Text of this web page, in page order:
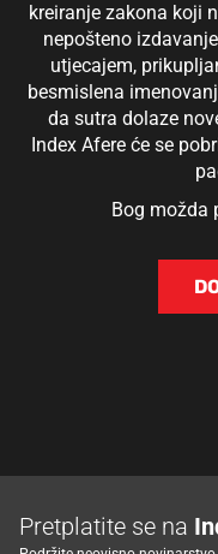
kreiranje zakona koji
nepošteno
utjecajem,
besmislena
da sutra dolaze
Index Afere će se
Bog možda
Pretplatite se na